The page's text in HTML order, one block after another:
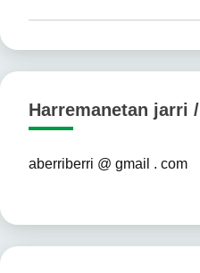
Harremanetan jarri
aberriberri @ gmail . com